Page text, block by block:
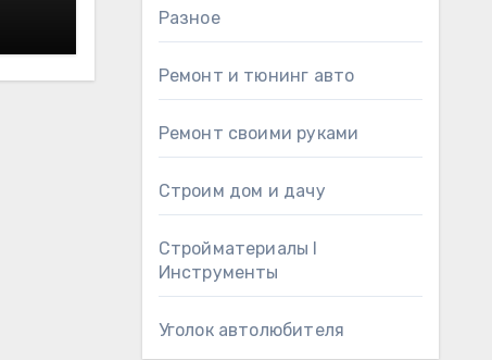
Разное
Ремонт и тюнинг авто
Ремонт своими руками
Строим дом и дачу
Стройматериалы l
Инструменты
Уголок автолюбителя